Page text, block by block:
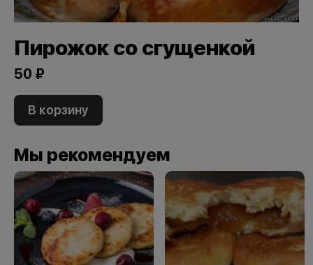
Пирожок со сгущенкой
50 ₽
В корзину
Мы рекомендуем